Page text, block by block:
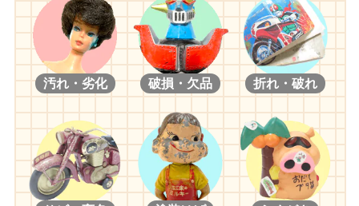
汚れ・劣化 破損・欠品 折れ・破れ